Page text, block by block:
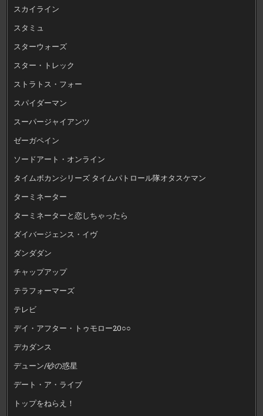
スカイライン
スタミュ
スターウォーズ
スター・トレック
ストラトス・フォー
スパイダーマン
スーパージャイアンツ
ゼーガペイン
ソードアート・オンライン
タイムボカンシリーズ タイムパトロール隊オタスケマン
ターミネーター
ターミネーターと恋しちゃったら
ダイバージェンス・イヴ
ダンダダン
チャップアップ
テラフォーマーズ
テレビ
デイ・アフター・トゥモロー20○○
デカダンス
デューン/砂の惑星
デート・ア・ライブ
トップをねらえ！